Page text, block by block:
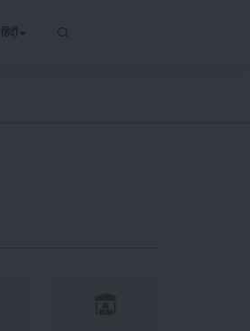
हिंदी